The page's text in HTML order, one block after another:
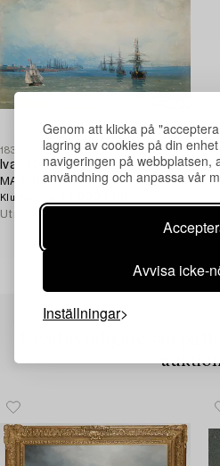
Genom att klicka på
lagring av cookies på din
navigeringen på webbplatsen,
användning och anpassa vår
Avvisa icke-
Inställningar
183
Ivan Constantinovich Aivazovsky
MARINMOTIV.
Klubbat pris
Utropspris